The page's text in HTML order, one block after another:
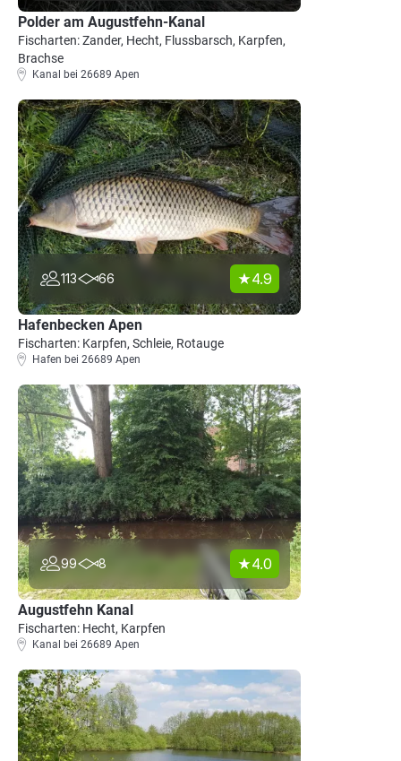
Polder am Augustfehn-Kanal
Fischarten: Zander, Hecht, Flussbarsch, Karpfen,
Brachse
Kanal bei 26689 Apen
113 66 4.9
Hafenbecken Apen
Fischarten: Karpfen, Schleie, Rotauge
Hafen bei 26689 Apen
99 8 4.0
Augustfehn Kanal
Fischarten: Hecht, Karpfen
Kanal bei 26689 Apen